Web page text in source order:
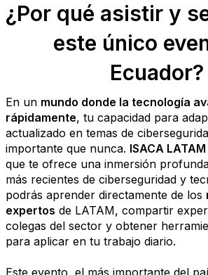
¿Por qué asistir y
este único
Ecuador?
En un mundo donde la tecnología
rápidamente, tu capacidad para
actualizado en temas de
importante que nunca. ISACA
que te ofrece una inmersión
más recientes de ciberseguridad y
podrás aprender directamente de los
expertos de LATAM, compartir
colegas del sector y obtener
para aplicar en tu trabajo diario.
Este evento, el más importante del